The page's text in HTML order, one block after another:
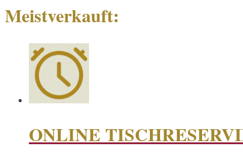
Meistverkauft:
ONLINE